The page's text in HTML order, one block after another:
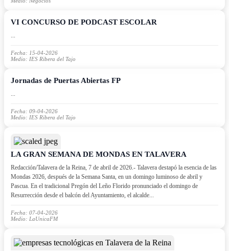
VI CONCURSO DE PODCAST ESCOLAR
...
Fecha: 15-04-2026
Medio: IES Ribera del Tajo
Jornadas de Puertas Abiertas FP
...
Fecha: 09-04-2026
Medio: IES Ribera del Tajo
LA GRAN SEMANA DE MONDAS EN TALAVERA
Redacción/Talavera de la Reina, 7 de abril de 2026.- Talavera destapó la esencia de las
Mondas 2026, después de la Semana Santa, en un domingo luminoso de abril y
Pascua. En el tradicional Pregón del Leño Florido pronunciado el domingo de
Resurrección desde el balcón del Ayuntamiento, el alcalde...
Fecha: 07-04-2026
Medio: LaUnicaFM